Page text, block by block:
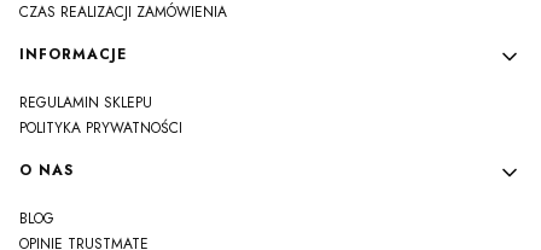
CZAS REALIZACJI ZAMÓWIENIA
INFORMACJE
REGULAMIN SKLEPU
POLITYKA PRYWATNOŚCI
O NAS
BLOG
OPINIE TRUSTMATE